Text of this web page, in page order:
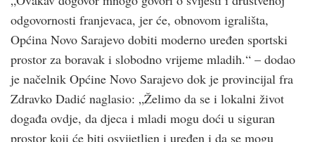
odgovornosti franjevaca, jer će, obnovom igrališta,
Općina Novo Sarajevo dobiti moderno uređen sportski
prostor za boravak i slobodno vrijeme mladih.“ – dodao
je načelnik Općine Novo Sarajevo dok je provincijal fra
Zdravko Dadić naglasio: „Želimo da se i lokalni život
događa ovdje, da djeca i mladi mogu doći u siguran
prostor koji će biti osvijetljen i uređen i da se mogu